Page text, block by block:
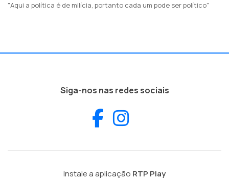
"Aqui a política é de milícia, portanto cada um pode ser político"
Siga-nos nas redes sociais
Facebook
Instale a aplicação RTP Play